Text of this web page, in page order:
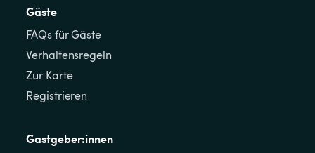
Gäste
FAQs für Gäste
Verhaltensregeln
Zur Karte
Registrieren
Gastgeber:innen